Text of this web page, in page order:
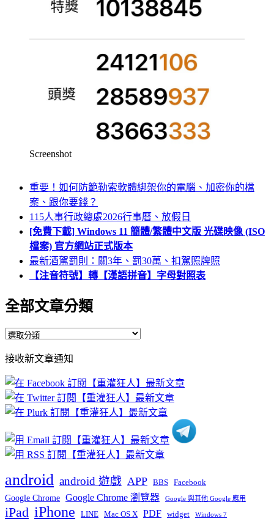
Screenshot
重要！如何防範勒索軟體綁架你的電腦、加密你的檔
案、跟你要錢？
115人事行政總處2026行事曆、放假日
[免費下載] Windows 11 簡體/繁體中文版 光碟映像 (ISO
檔案) 官方網站正式版本
最新酒駕罰則：關3年、罰30萬、扣駕照牌照
【注音符號】轉【漢語拼音】字母對照表
全部文章分類
全
文
章
分
類
接收新文章通知
android android 遊戲 APP BBS Facebook
Google Chrome Google Chrome 瀏覽器 Google 與其他 Google 應用
iPad iPhone LINE Mac OS X PDF widget Windows 7